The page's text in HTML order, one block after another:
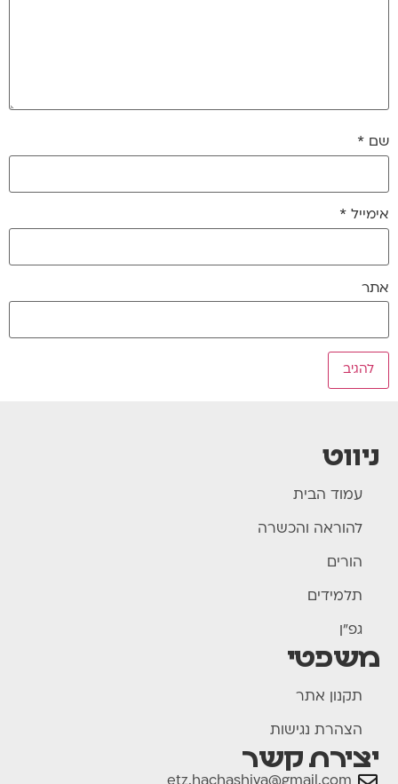
שם *
אימייל *
אתר
ניווט
עמוד הבית
להוראה והכשרה
הורים
תלמידים
גפ"ן
משפטי
תקנון אתר
הצהרת נגישות
יצירת קשר